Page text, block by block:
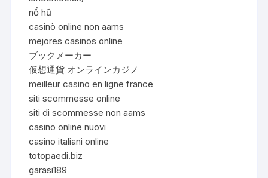
nổ hũ
casinò online non aams
mejores casinos online
ブックメーカー
仮想通貨 オンラインカジノ
meilleur casino en ligne france
siti scommesse online
siti di scommesse non aams
casino online nuovi
casino italiani online
totopaedi.biz
garasi189